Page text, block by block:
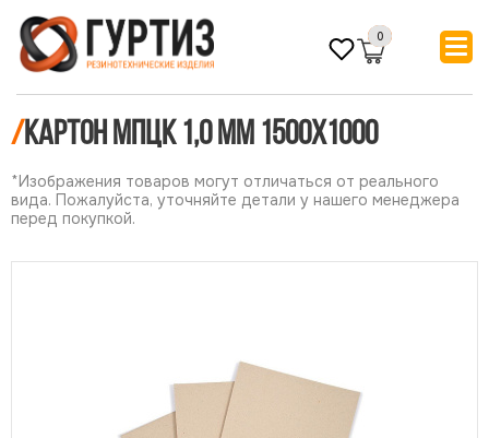
0
/Картон МПЦК 1,0 мм 1500х1000
*Изображения товаров могут отличаться от реального
вида. Пожалуйста, уточняйте детали у нашего менеджера
перед покупкой.